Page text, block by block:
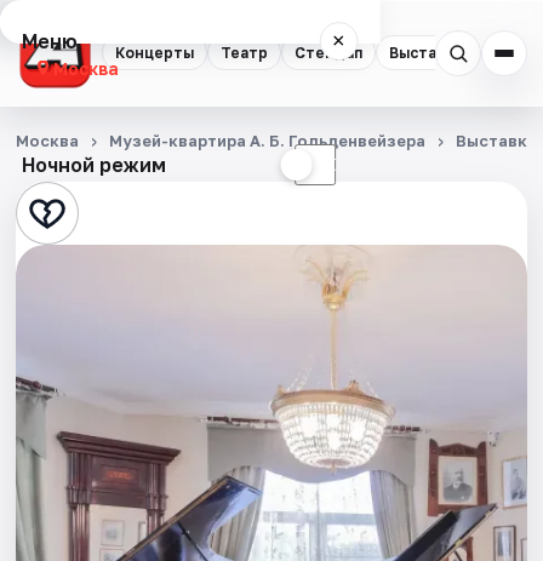
Концерты Театр Стендап Выставки
Меню ×
Москва
Концерты
Театр
Стендап
Экскурсии
Спорт
События
Ночной режим ☾
Москва Музей-квартира А. Б. Гольденвейзера Выставки